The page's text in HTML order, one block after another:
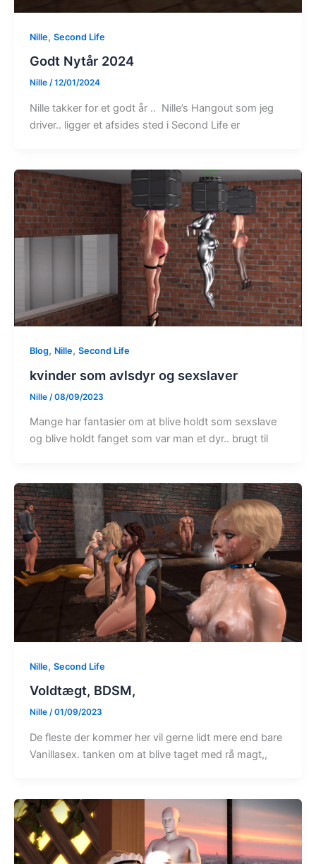
Nille, Second Life
Godt Nytår 2024
Nille /12/01/2024
Nille takker for et godt år .. Nille’s Hangout som jeg
driver.. ligger et afsides sted i Second Life er
Blog, Nille, Second Life
kvinder som avlsdyr og sexslaver
Nille /08/09/2023
Mange har fantasier om at blive holdt som sexslave
og blive holdt fanget som var man et dyr.. brugt til
Nille, Second Life
Voldtægt, BDSM,
Nille /01/09/2023
De fleste der kommer her vil gerne lidt mere end bare
Vanillasex. tanken om at blive taget med rå magt,,